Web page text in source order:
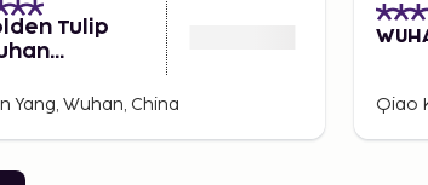
Tulip
Yang, Wuhan, China Qiao